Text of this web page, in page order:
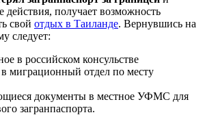
получает возможность
свой отдых в Таиланде. Вернувшись на
следует:
в российском консульстве
в миграционный отдел по месту
документы в местное УФМС для
загранпаспорта.